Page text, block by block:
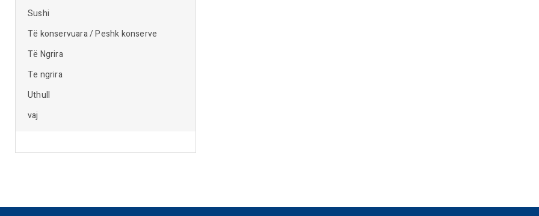
Sushi
Të konservuara / Peshk konserve
Të Ngrira
Te ngrira
Uthull
vaj